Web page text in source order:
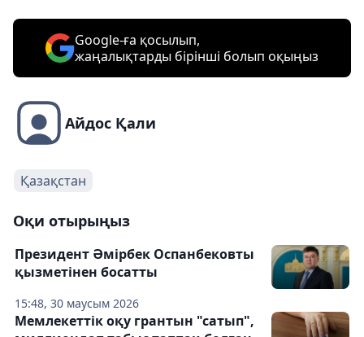
Google-ға қосылып,
жаңалықтарды бірінші болып оқыңыз
Айдос Қали
Қазақстан
Оқи отырыңыз
15:48, 30 маусым 2026
Президент Әмірбек Оспанбековты
қызметінен босатты
Мемлекеттік оқу грантын "сатып",